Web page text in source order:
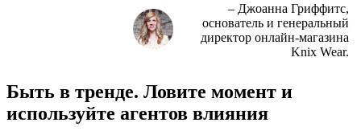
– Джоанна Гриффитс,
основатель и генеральный
директор онлайн-магазина
Knix Wear.
Быть в тренде. Ловите момент и
используйте агентов влияния